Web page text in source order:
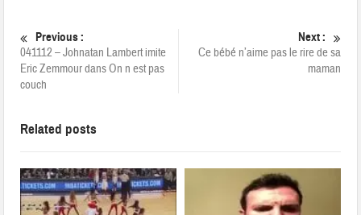
Previous :
041112 – Johnatan Lambert imite
Eric Zemmour dans On n est pas
couch
Next :
Ce bébé n’aime pas le rire de sa
maman
Related posts